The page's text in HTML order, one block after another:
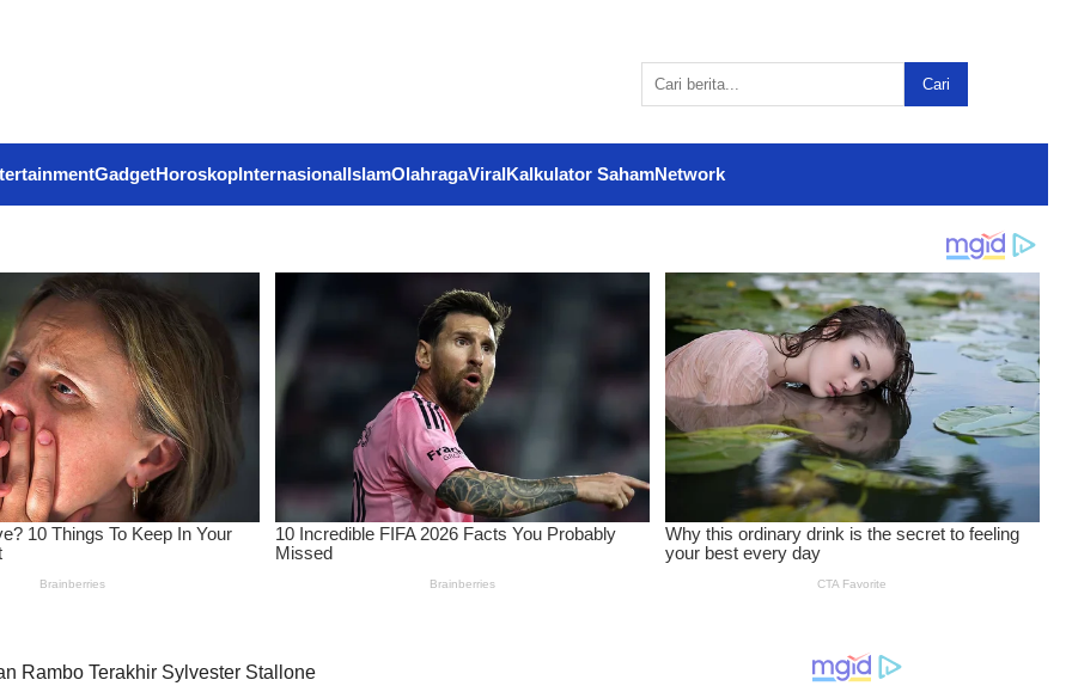
Cari
GadgetHoroskopInternasionalIslamOlahragaViralKalkulator SahamNetwork
Rambo Terakhir Sylvester Stallone